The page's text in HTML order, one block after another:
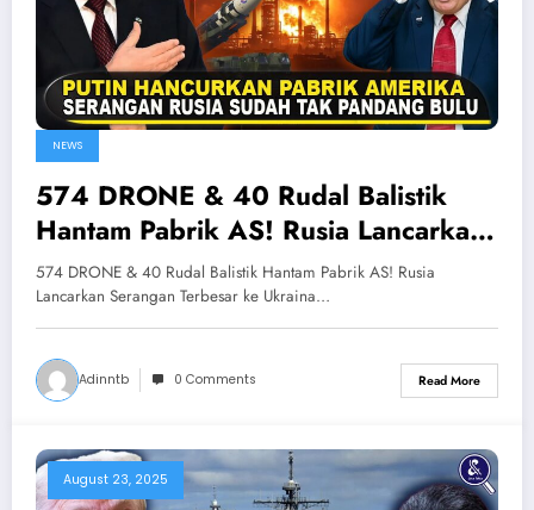
NEWS
574 DRONE & 40 Rudal Balistik
Hantam Pabrik AS! Rusia Lancarkan
Serangan Terbesar ke Ukraina Barat
574 DRONE & 40 Rudal Balistik Hantam Pabrik AS! Rusia
Lancarkan Serangan Terbesar ke Ukraina…
Adinntb 0 Comments Read More
August 23, 2025